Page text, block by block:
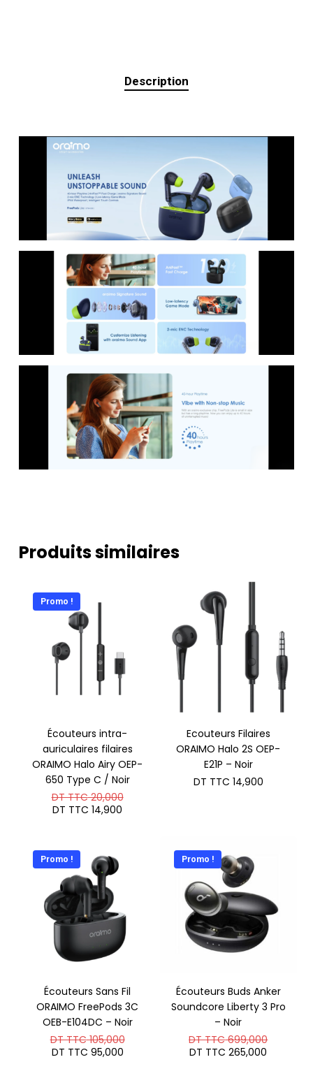
Description
Produits similaires
Promo !
Écouteurs intra-
auriculaires filaires
ORAIMO Halo Airy OEP-
650 Type C / Noir
DT TTC20,000Le
TTC 20,000.
DT TTC 14,900
TTC 14,900.
Ecouteurs Filaires
ORAIMO Halo 2S OEP-
E21P – Noir
DT TTC 14,900
Promo !
Écouteurs Sans Fil
ORAIMO FreePods 3C
OEB-E104DC – Noir
DT TTC105,000Le
DT TTC 95,000Le
Promo !
Écouteurs Buds Anker
Soundcore Liberty 3 Pro
– Noir
DT TTC699,000Le
DT TTC 265,000